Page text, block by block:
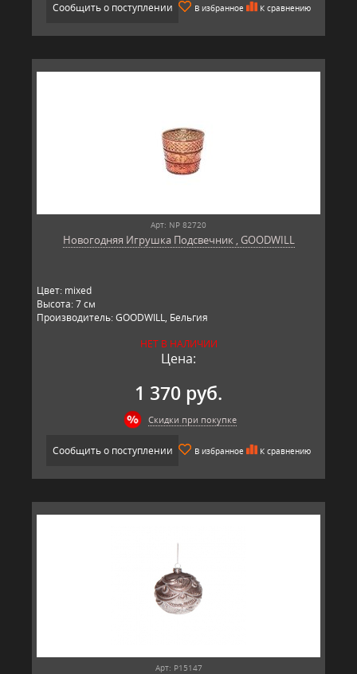
Сообщить о поступлении В избранное К сравнению
Арт: NP 82720
Новогодняя Игрушка Подсвечник , GOODWILL
Цвет: mixed
Высота: 7 см
Производитель: GOODWILL, Бельгия
НЕТ В НАЛИЧИИ
Цена:
1 370 руб.
Скидки при покупке
Сообщить о поступлении В избранное К сравнению
Арт: P15147